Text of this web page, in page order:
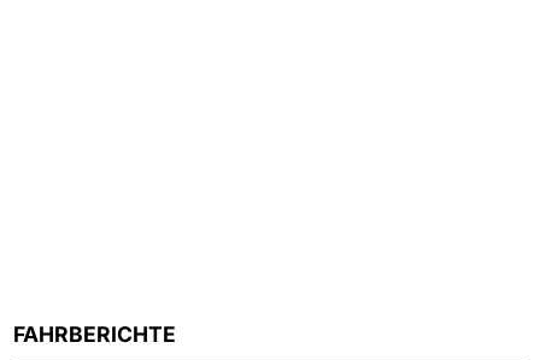
FAHRBERICHTE